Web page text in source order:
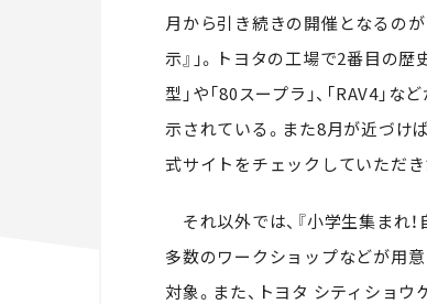
月から引き続きの開催となるの
示』」。トヨタの工場で2番目の
型」や「80スープラ」、「RAV4」
示されている。また8月が近づけ
式サイトをチェックしていただき
それ以外では、『小学生集まれ
多数のワークショップなどが用
対象。また、トヨタ シティショ